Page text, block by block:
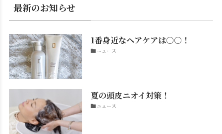
最新のお知らせ
1番身近なヘアケアは○○！
ニュース
夏の頭皮ニオイ対策！
ニュース